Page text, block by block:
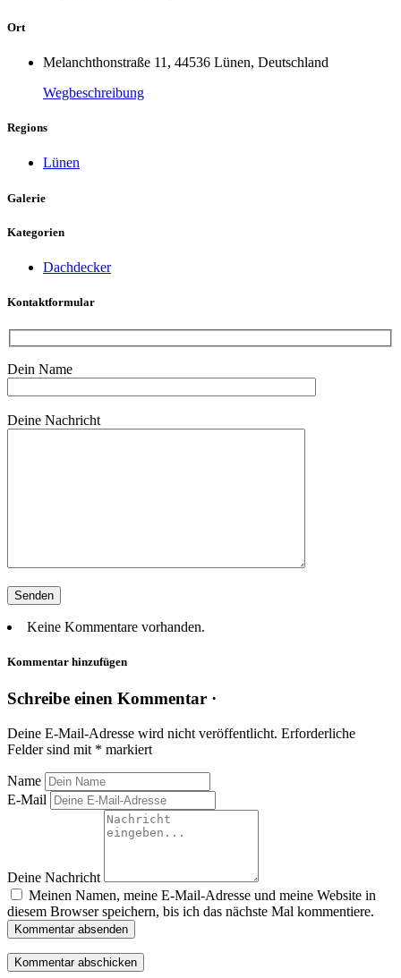
Ort
Melanchthonstraße 11, 44536 Lünen, Deutschland
Wegbeschreibung
Regions
Lünen
Galerie
Kategorien
Dachdecker
Kontaktformular
Dein Name
Deine Nachricht
Keine Kommentare vorhanden.
Kommentar hinzufügen
Schreibe einen Kommentar ·
Deine E-Mail-Adresse wird nicht veröffentlicht. Erforderliche
Felder sind mit * markiert
Name
E-Mail
Deine Nachricht
Meinen Namen, meine E-Mail-Adresse und meine Website in
diesem Browser speichern, bis ich das nächste Mal kommentiere.
Kommentar absenden